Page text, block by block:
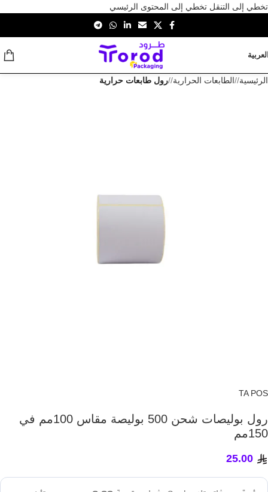
تخطي إلى التنقل تخطي إلى المحتوى الرئيسي
الرئيسية/ الطابعات الحرارية/ رول طابعات حرارية
TA POS
رول بوليصات شحن 500 بوليصة مقاس 100مم في
150مم
25.00